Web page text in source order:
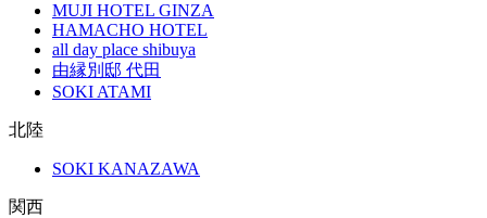
MUJI HOTEL GINZA
HAMACHO HOTEL
all day place shibuya
由縁別邸 代田
SOKI ATAMI
北陸
SOKI KANAZAWA
関西